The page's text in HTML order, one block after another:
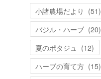
小諸農場だより (51)
バジル・ハーブ (20)
夏のポタジュ (12)
ハーブの育て方 (15)